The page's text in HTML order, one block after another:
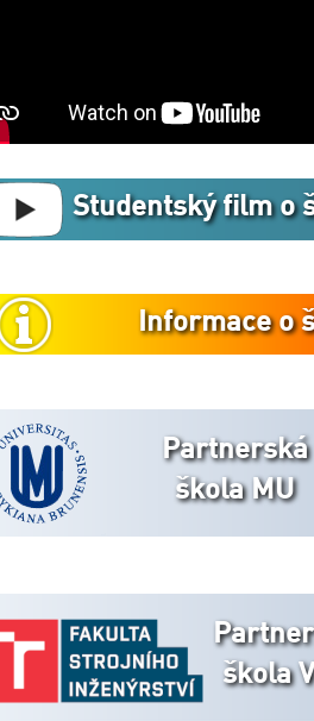
Studentský film o
Informace o
Partnerská
škola MU
škola